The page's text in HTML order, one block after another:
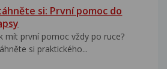
si: První pomoc do
mít první pomoc vždy po ruce?
si praktického...